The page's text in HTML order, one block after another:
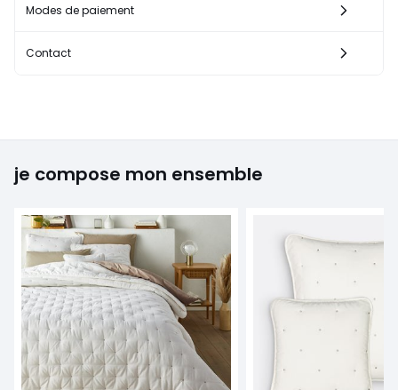
Modes de paiement
Contact
je compose mon ensemble